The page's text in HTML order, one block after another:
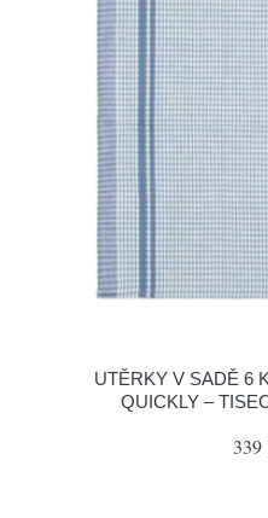
UTĚRKY V SADĚ 6
QUICKLY –